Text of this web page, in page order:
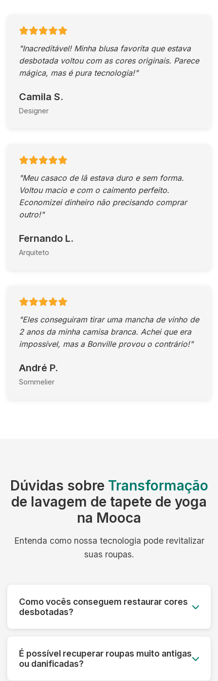
"Inacreditável! Minha blusa favorita que estava
desbotada voltou com as cores originais. Parece
mágica, mas é pura tecnologia!"
Camila S.
Designer
"Meu casaco de lã estava duro e sem forma.
Voltou macio e com o caimento perfeito.
Economizei dinheiro não precisando comprar
outro!"
Fernando L.
Arquiteto
"Eles conseguiram tirar uma mancha de vinho de
2 anos da minha camisa branca. Achei que era
impossível, mas a Bonville provou o contrário!"
André P.
Sommelier
Dúvidas sobre Transformação
de lavagem de tapete de yoga
na Mooca
Entenda como nossa tecnologia pode revitalizar
suas roupas.
Como vocês conseguem restaurar cores
desbotadas?
pigmentos das fibras e aplicamos tratamentos
que devolvem a vivacidade original das cores,
É possível recuperar roupas muito antigas
ou danificadas?